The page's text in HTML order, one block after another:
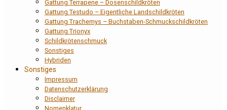
Gattung Terrapene – Dosenschildkröten
Gattung Testudo – Eigentliche Landschildkröten
Gattung Trachemys – Buchstaben-Schmuckschildkröten
Gattung Trionyx
Schildkrötenschmuck
Sonstiges
Hybriden
Sonstiges
Impressum
Datenschutzerklärung
Disclaimer
Nomenklatur